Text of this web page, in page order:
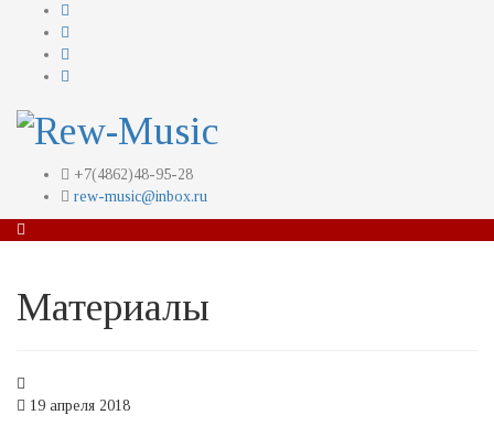
+7(4862)48-95-28
rew-music@inbox.ru
Материалы
19 апреля 2018